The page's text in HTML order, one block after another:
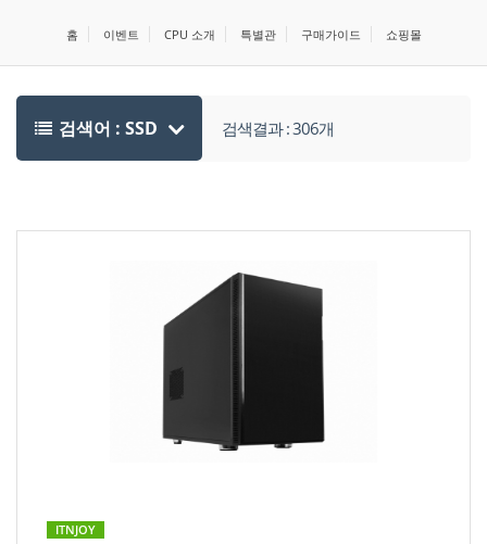
홈 이벤트 CPU 소개 특별관 구매가이드 쇼핑몰
검색어 : SSD 검색결과 : 306개
ITNJOY